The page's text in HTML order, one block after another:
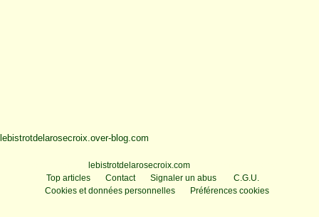
lebistrotdelarosecroix.over-blog.com
lebistrotdelarosecroix.com
Top articles
Contact Signaler un abus
C.G.U.
Cookies et données personnelles
Préférences cookies